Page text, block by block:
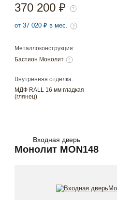
Металлоконструкция:
Бастион Монолит
Внутренняя отделка:
МДФ RALL 16 мм гладкая
(глянец)
370 200 ₽
от 37 020 ₽ в мес.
Входная дверь
Монолит MON148